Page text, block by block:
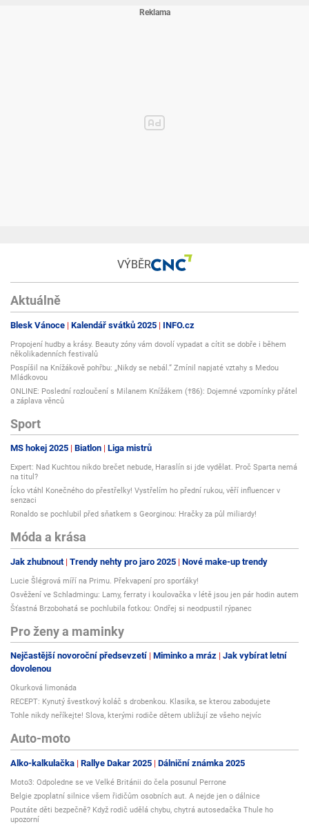
VÝBĚR
Aktuálně
Blesk Vánoce Kalendář svátků 2025 INFO.cz
Propojení hudby a krásy. Beauty zóny vám dovolí vypadat a cítit se dobře i během
několikadenních festivalů
Pospíšil na Knížákově pohřbu: „Nikdy se nebál.“ Zmínil napjaté vztahy s Medou
Mládkovou
ONLINE: Poslední rozloučení s Milanem Knížákem (†86): Dojemné vzpomínky přátel
a záplava věnců
Sport
MS hokej 2025 Biatlon Liga mistrů
Expert: Nad Kuchtou nikdo brečet nebude, Haraslín si jde vydělat. Proč Sparta nemá
na titul?
Ícko vtáhl Konečného do přestřelky! Vystřelím ho přední rukou, věří influencer v
senzaci
Ronaldo se pochlubil před sňatkem s Georginou: Hračky za půl miliardy!
Móda a krása
Jak zhubnout Trendy nehty pro jaro 2025 Nové make-up trendy
Lucie Šlégrová míří na Primu. Překvapení pro sporťáky!
Osvěžení ve Schladmingu: Lamy, ferraty i koulovačka v létě jsou jen pár hodin autem
Šťastná Brzobohatá se pochlubila fotkou: Ondřej si neodpustil rýpanec
Pro ženy a maminky
Nejčastější novoroční předsevzetí Miminko a mráz Jak vybírat letní
dovolenou
Okurková limonáda
RECEPT: Kynutý švestkový koláč s drobenkou. Klasika, se kterou zabodujete
Tohle nikdy neříkejte! Slova, kterými rodiče dětem ubližují ze všeho nejvíc
Auto-moto
Alko-kalkulačka Rallye Dakar 2025 Dálniční známka 2025
Moto3: Odpoledne se ve Velké Británii do čela posunul Perrone
Belgie zpoplatní silnice všem řidičům osobních aut. A nejde jen o dálnice
Poutáte děti bezpečně? Když rodič udělá chybu, chytrá autosedačka Thule ho
upozorní